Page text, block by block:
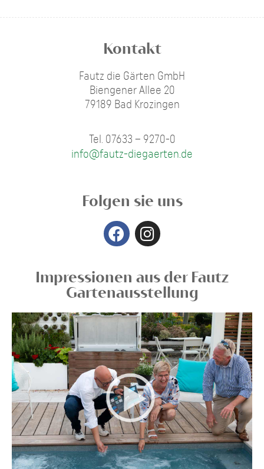
Kontakt
Fautz die Gärten GmbH
Biengener Allee 20
79189 Bad Krozingen
Tel. 07633 – 9270-0
info@fautz-diegaerten.de
Folgen sie uns
Impressionen aus der Fautz
Gartenausstellung